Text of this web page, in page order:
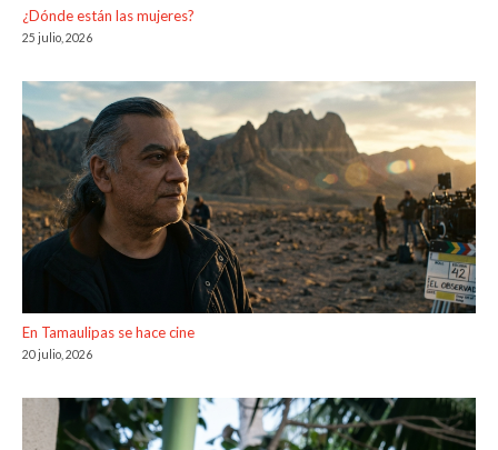
¿Dónde están las mujeres?
25 julio, 2026
En Tamaulipas se hace cine
20 julio, 2026